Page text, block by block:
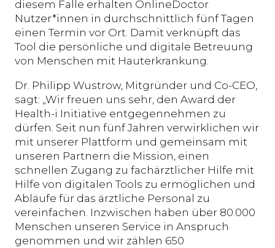
diesem Falle erhalten OnlineDoctor
Nutzer*innen in durchschnittlich fünf Tagen
einen Termin vor Ort. Damit verknüpft das
Tool die persönliche und digitale Betreuung
von Menschen mit Hauterkrankung.
Dr. Philipp Wustrow, Mitgründer und Co-CEO,
sagt: „Wir freuen uns sehr, den Award der
Health-i Initiative entgegennehmen zu
dürfen. Seit nun fünf Jahren verwirklichen wir
mit unserer Plattform und gemeinsam mit
unseren Partnern die Mission, einen
schnellen Zugang zu fachärztlicher Hilfe mit
Hilfe von digitalen Tools zu ermöglichen und
Abläufe für das ärztliche Personal zu
vereinfachen. Inzwischen haben über 80.000
Menschen unseren Service in Anspruch
genommen und wir zählen 650